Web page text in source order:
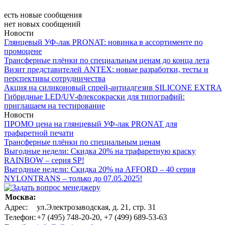
есть новые сообщения
нет новых сообщений
Новости
Глянцевый УФ-лак PRONAT: новинка в ассортименте по
промоцене
Трансферные плёнки по специальным ценам до конца лета
Визит представителей ANTEX: новые разработки, тесты и
перспективы сотрудничества
Акция на силиконовый спрей-антиадгезив SILICONE EXTRA
Гибридные LED/UV-флексокраски для типографий:
приглашаем на тестирование
Новости
ПРОМО цена на глянцевый УФ-лак PRONAT для
трафаретной печати
Трансферные плёнки по специальным ценам
Выгодные недели: Скидка 20% на трафаретную краску
RAINBOW – серия SP!
Выгодные недели: Скидка 20% на AFFORD – 40 серия
NYLONTRANS – только до 07.05.2025!
Москва:
Адрес:
ул.Электрозаводская, д. 21, стр. 31
Телефон:+7 (495) 748-20-20, +7 (499) 689-53-63